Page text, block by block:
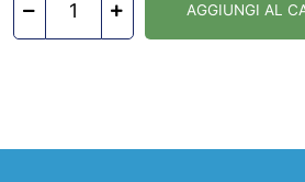
AGGIUNGI AL